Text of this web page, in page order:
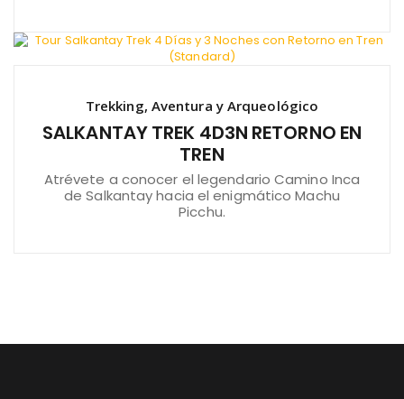
Trekking, Aventura y Arqueológico
SALKANTAY TREK 4D3N RETORNO EN
TREN
Atrévete a conocer el legendario Camino Inca
de Salkantay hacia el enigmático Machu
Picchu.